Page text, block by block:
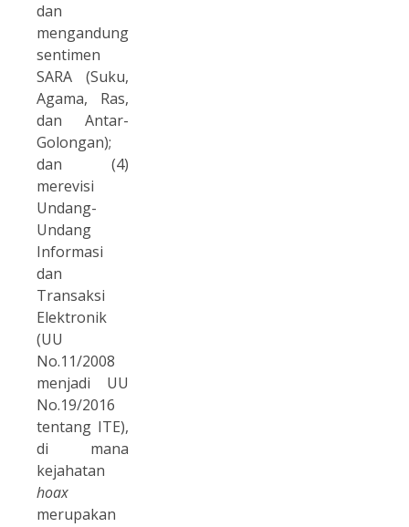
dan
mengandung
sentimen
SARA (Suku,
Agama, Ras,
dan Antar-
Golongan);
dan (4)
merevisi
Undang-
Undang
Informasi
dan
Transaksi
Elektronik
(UU
No.11/2008
menjadi UU
No.19/2016
tentang ITE),
di mana
kejahatan
hoax
merupakan